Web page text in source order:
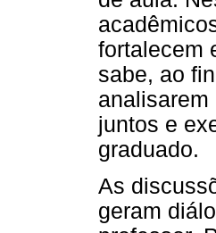
fortalecem
sabe, ao
juntos e
graduado.
As
geram